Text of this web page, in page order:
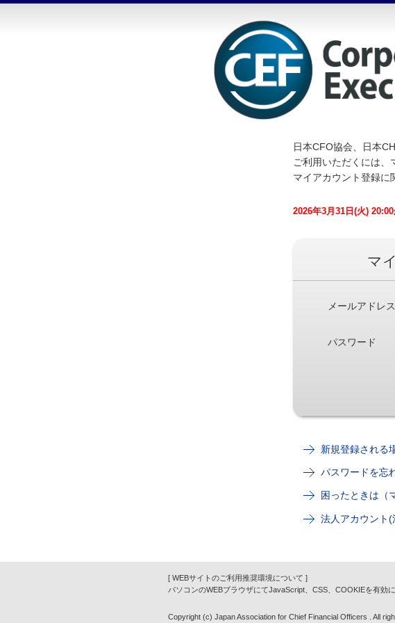
日本CFO協会、日本
ご利用いただくには、
マイアカウント登録に
2026年3月31日(火)
マ
メールアドレス
パスワード
新規登録される
パスワードを忘
困ったときは（
法人アカウント
[ WEBサイトのご利用推奨環境について ]
パソコンのWEBブラウザにてJavaScript、CSS、COOKIEを有効
Copyright (c) Japan Association for Chief Financial Officers . All